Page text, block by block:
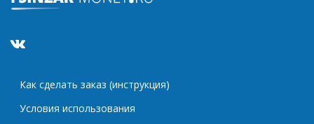
Как сделать заказ (инструкция)
Условия использования